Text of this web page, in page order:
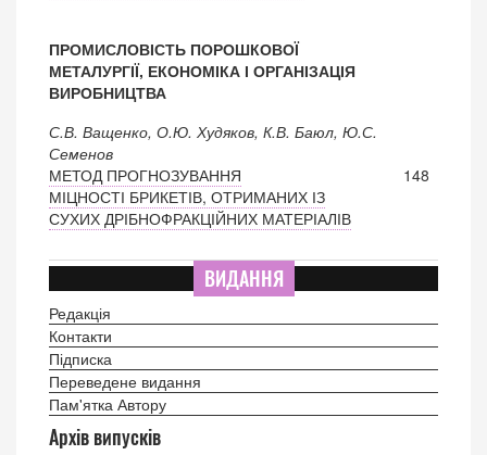
ПРОМИСЛОВІСТЬ ПОРОШКОВОЇ
МЕТАЛУРГІЇ, ЕКОНОМІКА І ОРГАНІЗАЦІЯ
ВИРОБНИЦТВА
С.В. Ващенко, О.Ю. Худяков, К.В. Баюл, Ю.С.
Семенов
МЕТОД ПРОГНОЗУВАННЯ
МІЦНОСТІ БРИКЕТІВ, ОТРИМАНИХ ІЗ
СУХИХ ДРІБНОФРАКЦІЙНИХ МАТЕРІАЛІВ
148
ВИДАННЯ
Редакція
Контакти
Підписка
Переведене видання
Пам'ятка Автору
Архів випусків